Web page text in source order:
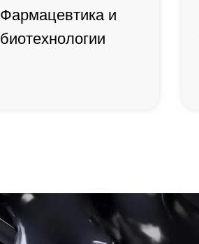
Фармацевтика и
биотехнологии
Фармацевтика
и